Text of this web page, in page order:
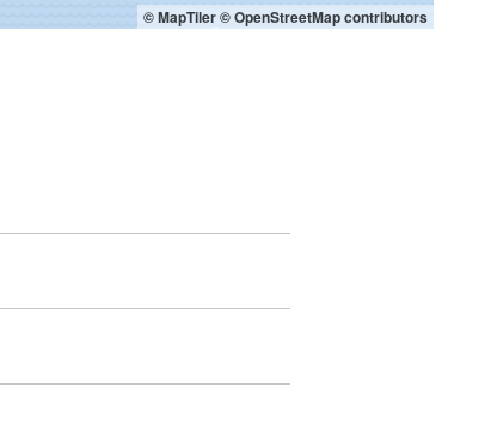
© MapTiler© OpenStreetMap contributors